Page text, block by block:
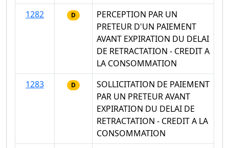
1282
D
PERCEPTION PAR UN
PRETEUR D'UN PAIEMENT
AVANT EXPIRATION DU DELAI
DE RETRACTATION - CREDIT A
LA CONSOMMATION
1283
D
SOLLICITATION DE PAIEMENT
PAR UN PRETEUR AVANT
EXPIRATION DU DELAI DE
RETRACTATION - CREDIT A LA
CONSOMMATION